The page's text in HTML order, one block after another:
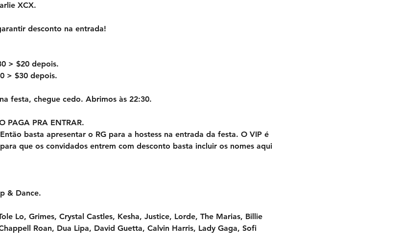
XCX.
desconto na entrada!
> $20 depois.
> $30 depois.
festa, chegue cedo. Abrimos às 22:30.
PAGA PRA ENTRAR.
basta apresentar o RG para a hostess na entrada da festa. O VIP é
que os convidados entrem com desconto basta incluir os nomes aqui
& Dance.
Lo, Grimes, Crystal Castles, Kesha, Justice, Lorde, The Marias, Billie
Roan, Dua Lipa, David Guetta, Calvin Harris, Lady Gaga, Sofi